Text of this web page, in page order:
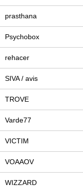
prasthana
Psychobox
rehacer
SIVA / avis
TROVE
Varde77
VICTIM
VOAAOV
WIZZARD